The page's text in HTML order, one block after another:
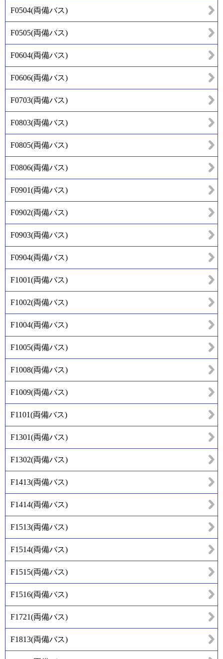
F0504(両備バス)
F0505(両備バス)
F0604(両備バス)
F0606(両備バス)
F0703(両備バス)
F0803(両備バス)
F0805(両備バス)
F0806(両備バス)
F0901(両備バス)
F0902(両備バス)
F0903(両備バス)
F0904(両備バス)
F1001(両備バス)
F1002(両備バス)
F1004(両備バス)
F1005(両備バス)
F1008(両備バス)
F1009(両備バス)
F1101(両備バス)
F1301(両備バス)
F1302(両備バス)
F1413(両備バス)
F1414(両備バス)
F1513(両備バス)
F1514(両備バス)
F1515(両備バス)
F1516(両備バス)
F1721(両備バス)
F1813(両備バス)